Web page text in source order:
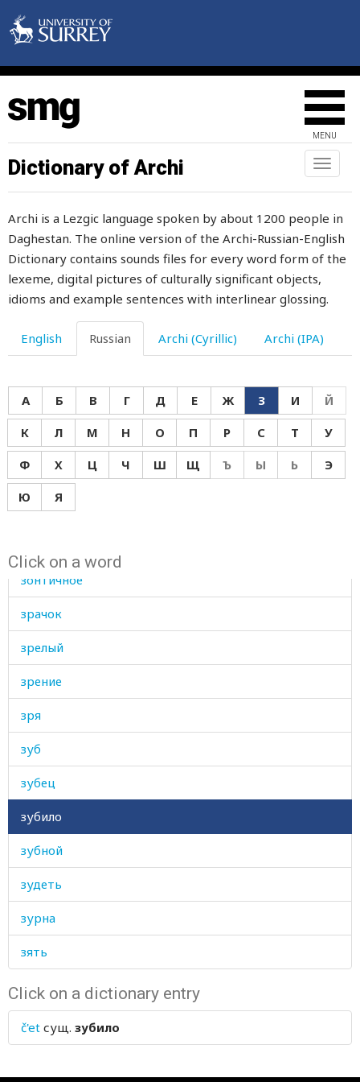
MENU
Toggle
Dictionary of Archi
Archi is a Lezgic language spoken by about 1200 people in
Daghestan. The online version of the Archi-Russian-English
Dictionary contains sounds files for every word form of the
lexeme, digital pictures of culturally significant objects,
idioms and example sentences with interlinear glossing.
English Russian Archi (Cyrillic) Archi (IPA)
А Б В Г Д Е Ж З И
Й
К
Л М Н О П Р С Т
У
Ф
Х Ц Ч Ш Щ Ъ Ы Ь
Э
Ю
Я
Click on a word
злиться
злодей
злой
злость
змей
знак
знаменитый
знания
значительный
зоб
зола
золотник
зонтичное
зрачок
зрелый
зрение
зря
зуб
зубец
зубило
зубной
зудеть
зурна
зять
Click on a dictionary entry
č'et сущ. зубило